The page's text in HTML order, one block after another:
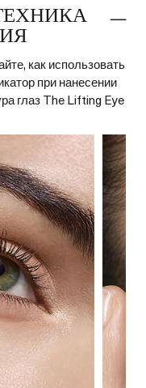
как использовать
при нанесении
глаз The Lifting Eye